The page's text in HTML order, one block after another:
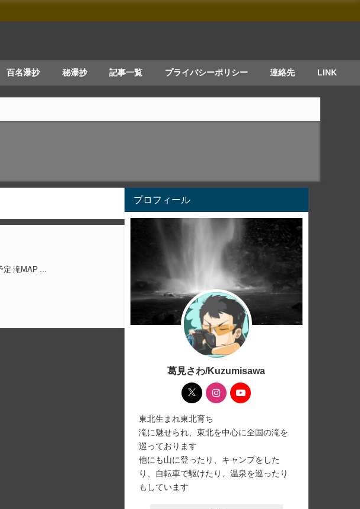
百名瀑抄 秘瀑抄 記事一覧 プライバシーポリシー 連絡先 LINK
プロフィール
葛見さわ/Kuzumisawa
東北生まれ東北育ち
滝に魅せられ、東北を中心に全国の滝を
巡っております
他にも山に登ったり、キャンプをした
り、自転車で駆けたり、温泉を巡ったり
もしています